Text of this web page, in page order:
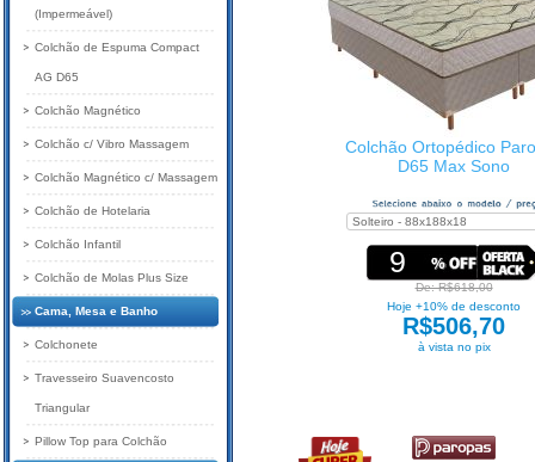
Colchão Ortopédico
D65 Max Sono
9
De: R$618,00
Hoje +10% de desconto
R$506,70
à vista no pix
(Impermeável)
Colchão de Espuma Compact
AG D65
Colchão Magnético
Colchão c/ Vibro Massagem
Colchão Magnético c/ Massagem
Colchão de Hotelaria
Colchão Infantil
Colchão de Molas Plus Size
Cama, Mesa e Banho
Colchonete
Travesseiro Suavencosto
Triangular
Pillow Top para Colchão